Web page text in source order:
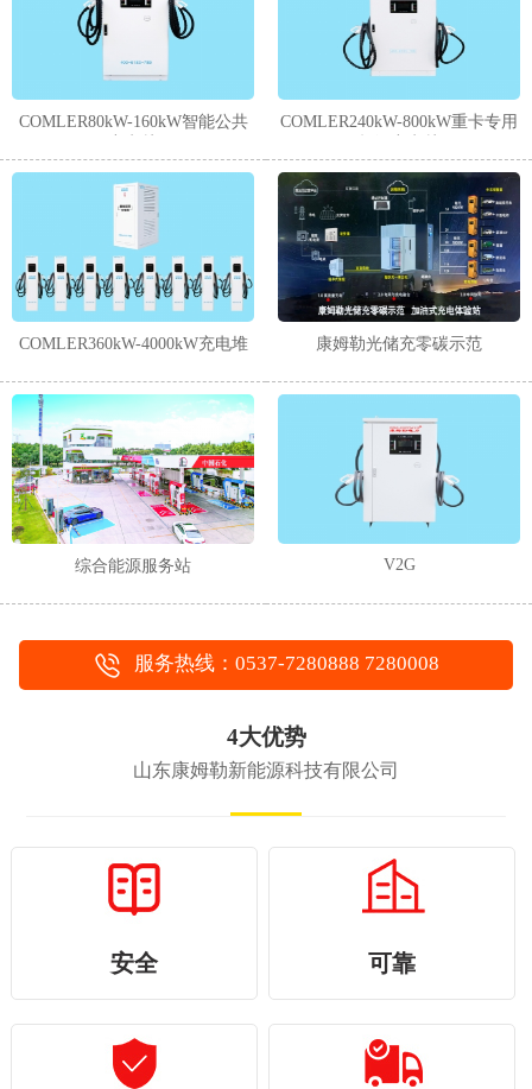
COMLER80kW-160kW智能公共
COMLER240kW-800kW重卡专用
COMLER360kW-4000kW充电堆 康姆勒光储充零碳示范
综合能源服务站 V2G
服务热线：0537-7280888 7280008
4大优势
山东康姆勒新能源科技有限公司
安全 可靠